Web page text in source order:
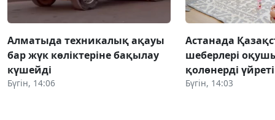
Алматыда техникалық ақауы
бар жүк көліктеріне бақылау
күшейді
Бүгін, 14:06
Астанада
шеберлері
қолөнерді
Бүгін, 14:03